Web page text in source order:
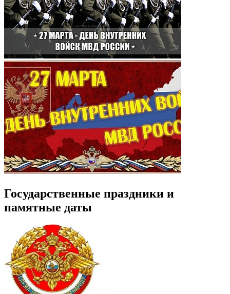
Государственные праздники и
памятные даты